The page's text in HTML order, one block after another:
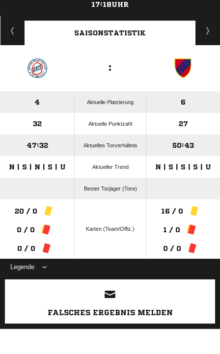
17:18UHR
ANZEIGE
SAISONSTATISTIK
:
4 Aktuelle Platzierung 6
32 Aktuelle Punktzahl 27
47:32 Aktuelles Torverhältnis 50:43
N | S | N | S | U Aktueller Trend N | S | S | S | U
Bester Torjäger (Tore)
20 / 0
0 / 0
0 / 0
Karten (Team/Offiz.)
16 / 0
1 / 0
0 / 0
Legende
ANZEIGE
FALSCHES ERGEBNIS MELDEN